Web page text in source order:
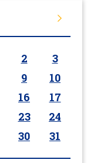
2
3
9
10
16
17
23
24
30 31